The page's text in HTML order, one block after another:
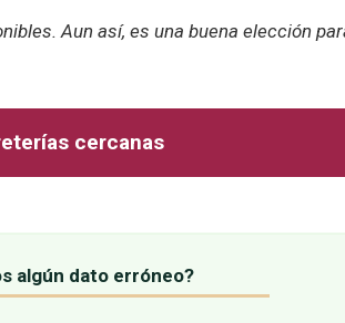
Aun así, es una buena elección
cercanas
algún dato erróneo?